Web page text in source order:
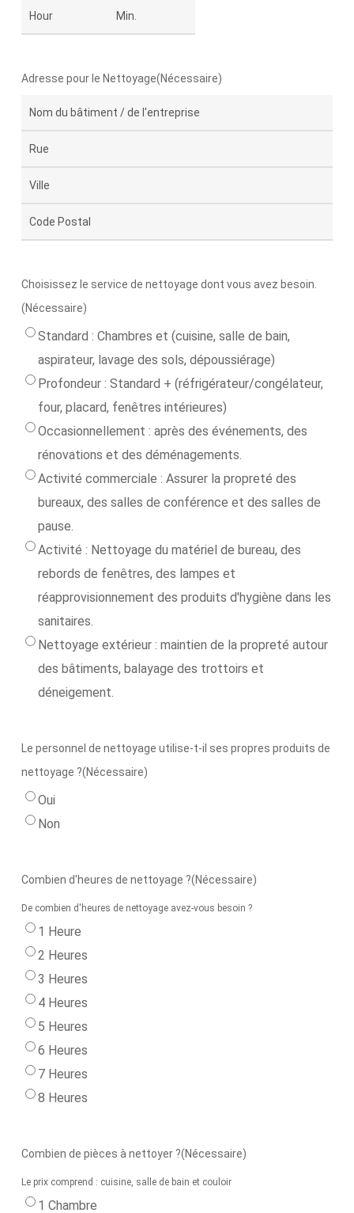
Adresse pour le Nettoyage(Nécessaire)
Street
Street
Ville
Choisissez le service de nettoyage dont vous avez besoin.
(Nécessaire)
Standard : Chambres et (cuisine, salle de bain,
aspirateur, lavage des sols, dépoussiérage)
Profondeur : Standard + (réfrigérateur/congélateur,
four, placard, fenêtres intérieures)
Occasionnellement : après des événements, des
rénovations et des déménagements.
Activité commerciale : Assurer la propreté des
bureaux, des salles de conférence et des salles de
pause.
Activité : Nettoyage du matériel de bureau, des
rebords de fenêtres, des lampes et
réapprovisionnement des produits d'hygiène dans les
sanitaires.
Nettoyage extérieur : maintien de la propreté autour
des bâtiments, balayage des trottoirs et
déneigement.
Le personnel de nettoyage utilise-t-il ses propres produits de
nettoyage ?(Nécessaire)
Oui
Non
Combien d'heures de nettoyage ?(Nécessaire)
De combien d'heures de nettoyage avez-vous besoin ?
1 Heure
2 Heures
3 Heures
4 Heures
5 Heures
6 Heures
7 Heures
8 Heures
Combien de pièces à nettoyer ?(Nécessaire)
Le prix comprend : cuisine, salle de bain et couloir
1 Chambre